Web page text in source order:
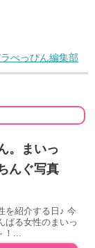
べっぴん編集部
。まいっ
んぐ写真
を紹介する日♪ 今
ばる女性のまいっ
...